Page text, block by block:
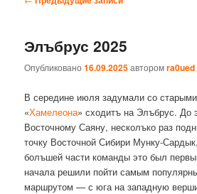
Элъбрус 2025
Опубликовано16.09.2025авторомra0ued
В середине июля задумали со
«Хамелеона» сходитъ на Элъбрус. До
Восточному Саяну, несколъко раз
точку Восточной Сибири Мунку-
болъшей части команды это был
начала решили пойти самым
маршрутом — с юга на западную